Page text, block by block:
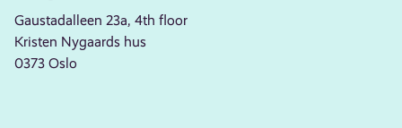
Gaustadalleen 23a, 4th floor
Kristen Nygaards hus
0373 Oslo